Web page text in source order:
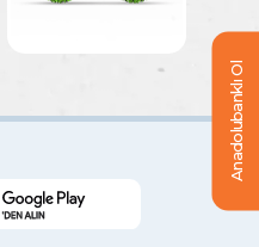
Anadolubanklı Ol